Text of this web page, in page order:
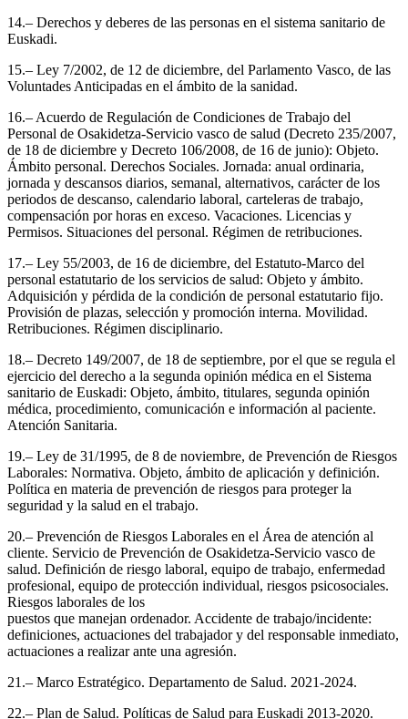
14.– Derechos y deberes de las personas en el sistema sanitario de
Euskadi.
15.– Ley 7/2002, de 12 de diciembre, del Parlamento Vasco, de las
Voluntades Anticipadas en el ámbito de la sanidad.
16.– Acuerdo de Regulación de Condiciones de Trabajo del
Personal de Osakidetza-Servicio vasco de salud (Decreto 235/2007,
de 18 de diciembre y Decreto 106/2008, de 16 de junio): Objeto.
Ámbito personal. Derechos Sociales. Jornada: anual ordinaria,
jornada y descansos diarios, semanal, alternativos, carácter de los
periodos de descanso, calendario laboral, carteleras de trabajo,
compensación por horas en exceso. Vacaciones. Licencias y
Permisos. Situaciones del personal. Régimen de retribuciones.
17.– Ley 55/2003, de 16 de diciembre, del Estatuto-Marco del
personal estatutario de los servicios de salud: Objeto y ámbito.
Adquisición y pérdida de la condición de personal estatutario fijo.
Provisión de plazas, selección y promoción interna. Movilidad.
Retribuciones. Régimen disciplinario.
18.– Decreto 149/2007, de 18 de septiembre, por el que se regula el
ejercicio del derecho a la segunda opinión médica en el Sistema
sanitario de Euskadi: Objeto, ámbito, titulares, segunda opinión
médica, procedimiento, comunicación e información al paciente.
Atención Sanitaria.
19.– Ley de 31/1995, de 8 de noviembre, de Prevención de Riesgos
Laborales: Normativa. Objeto, ámbito de aplicación y definición.
Política en materia de prevención de riesgos para proteger la
seguridad y la salud en el trabajo.
20.– Prevención de Riesgos Laborales en el Área de atención al
cliente. Servicio de Prevención de Osakidetza-Servicio vasco de
salud. Definición de riesgo laboral, equipo de trabajo, enfermedad
profesional, equipo de protección individual, riesgos psicosociales.
Riesgos laborales de los
puestos que manejan ordenador. Accidente de trabajo/incidente:
definiciones, actuaciones del trabajador y del responsable inmediato,
actuaciones a realizar ante una agresión.
21.– Marco Estratégico. Departamento de Salud. 2021-2024.
22.– Plan de Salud. Políticas de Salud para Euskadi 2013-2020.